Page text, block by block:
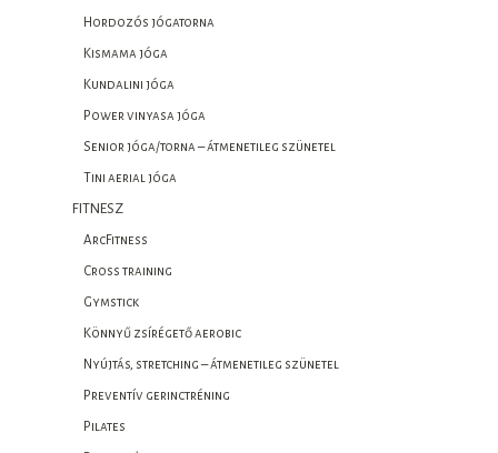
Hordozós jógatorna
Kismama jóga
Kundalini jóga
Power vinyasa jóga
Senior jóga/torna – átmenetileg szünetel
Tini aerial jóga
FITNESZ
ArcFitness
Cross training
Gymstick
Könnyű zsírégető aerobic
Nyújtás, stretching – átmenetileg szünetel
Preventív gerinctréning
Pilates